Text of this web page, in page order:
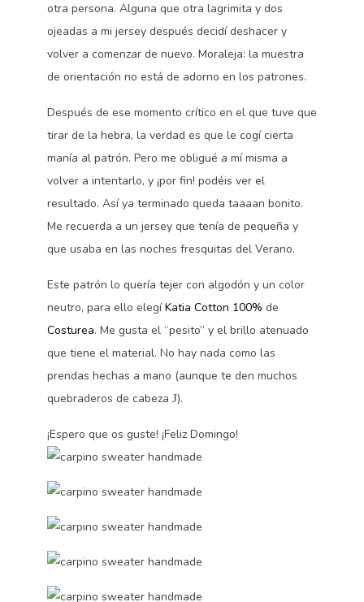
otra persona. Alguna que otra lagrimita y dos
ojeadas a mi jersey después decidí deshacer y
volver a comenzar de nuevo. Moraleja: la muestra
de orientación no está de adorno en los patrones.
Después de ese momento crítico en el que tuve que
tirar de la hebra, la verdad es que le cogí cierta
manía al patrón. Pero me obligué a mí misma a
volver a intentarlo, y ¡por fin! podéis ver el
resultado. Así ya terminado queda taaaan bonito.
Me recuerda a un jersey que tenía de pequeña y
que usaba en las noches fresquitas del Verano.
Este patrón lo quería tejer con algodón y un color
neutro, para ello elegíKatia Cotton 100% de
Costurea. Me gusta el “pesito” y el brillo atenuado
que tiene el material. No hay nada como las
prendas hechas a mano (aunque te den muchos
quebraderos de cabeza J).
¡Espero que os guste! ¡Feliz Domingo!